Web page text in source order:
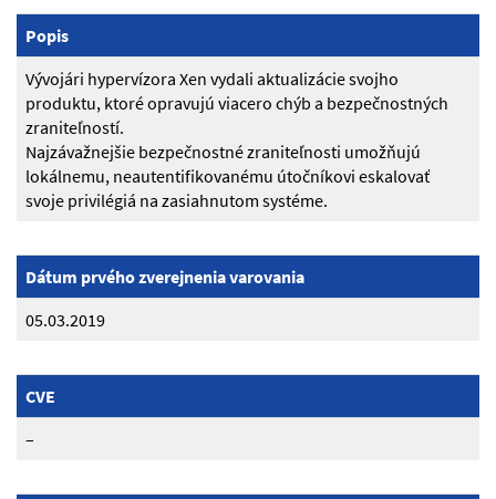
Popis
Vývojári hypervízora Xen vydali aktualizácie svojho
produktu, ktoré opravujú viacero chýb a bezpečnostných
zraniteľností.
Najzávažnejšie bezpečnostné zraniteľnosti umožňujú
lokálnemu, neautentifikovanému útočníkovi eskalovať
svoje privilégiá na zasiahnutom systéme.
Dátum prvého zverejnenia varovania
05.03.2019
CVE
–